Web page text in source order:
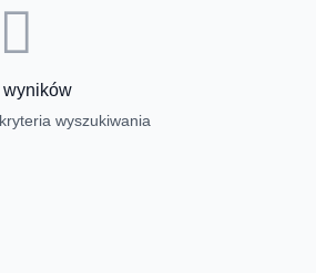
wyników
wyszukiwania